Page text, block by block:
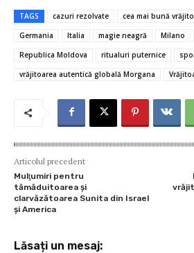
e
b
o
o
it
te
r
ai
l
er
es
t
at
A
p
p
n
g
TAGS cazuri rezolvate cea mai bună
Germania
Italia magie neagră Milano
Republica Moldova
ritualuri puternice
vrăjitoarea autentică globală Morgana
Articolul precedent
Mulţumiri pentru
tămăduitoarea și
clarvăzătoarea Sunita din Israel
și America
Lăsați un mesaj: